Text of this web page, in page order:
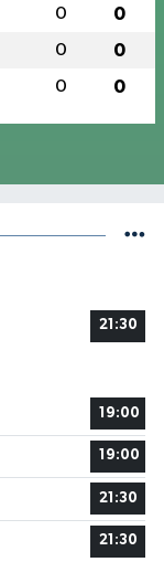
0 0
0 0
0 0
21:30
19:00
19:00
21:30
21:30